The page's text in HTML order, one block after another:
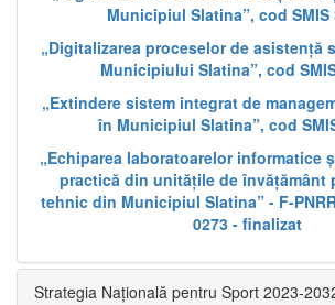
Municipiul Slatina”, cod SMIS
„Digitalizarea proceselor de asistență
Municipiului Slatina”, cod
„Extindere sistem integrat de
în Municipiul Slatina”, cod
„Echiparea laboratoarelor informatice
practică din unitățile de învățământ
tehnic din Municipiul Slatina” - F-
0273 - finalizat
Strategia Națională pentru Sport 2023-